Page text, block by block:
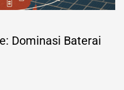
Dominasi Baterai